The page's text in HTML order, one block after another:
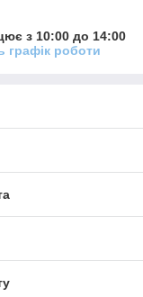
з 10:00 до 14:00
графік роботи